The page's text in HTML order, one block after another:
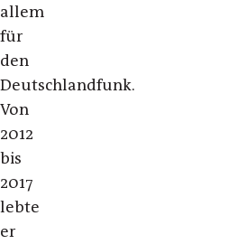
allem
für
den
Deutschlandfunk.
Von
2012
bis
2017
lebte
er